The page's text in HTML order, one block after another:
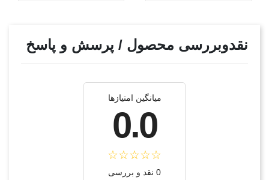
نقدوبررسی محصول / پرسش و پاسخ
میانگین امتیازها
0.0
0 نقد و بررسی